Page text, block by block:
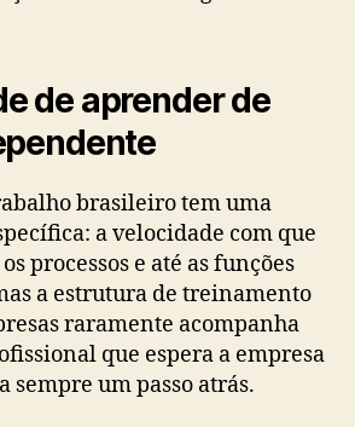
de aprender de
brasileiro tem uma
a velocidade com que
processos e até as funções
a estrutura de treinamento
raramente acompanha
que espera a empresa
sempre um passo atrás.